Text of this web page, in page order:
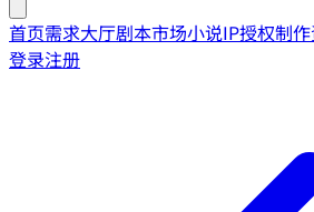
首页需求大厅剧本市场小说IP授权制
登录注册